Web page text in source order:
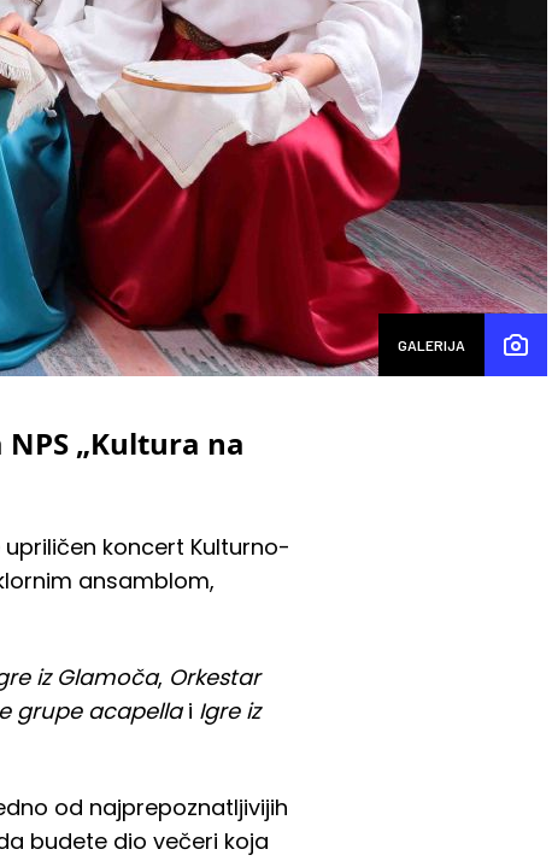
GALERIJA
„Kultura na
koncert Kulturno-
ansamblom,
iz Glamoča, Orkestar
grupe acapellai Igre iz
od najprepoznatljivijih
budete dio večeri koja